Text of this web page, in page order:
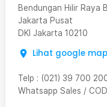
Bendungan Hilir Raya
Jakarta Pusat
DKI Jakarta 10210
Lihat google
Telp : (021) 39 700
Whatsapp Sales / COD